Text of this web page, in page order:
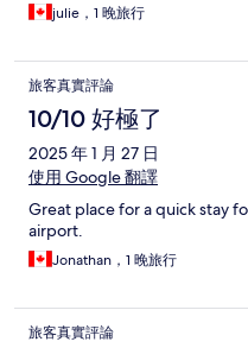
julie，1 晚旅行
旅客真實評論
10/10 好極了
2025 年 1 月 27 日
使用 Google 翻譯
Great place for a quick stay
airport.
Jonathan，1 晚旅行
旅客真實評論